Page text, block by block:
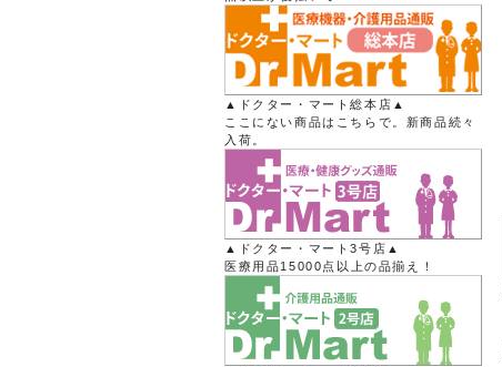
▲ドクター・マート総本店▲
ここにない商品はこちらで。新商品続々
入荷。
▲ドクター・マート3号店▲
医療用品15000点以上の品揃え！